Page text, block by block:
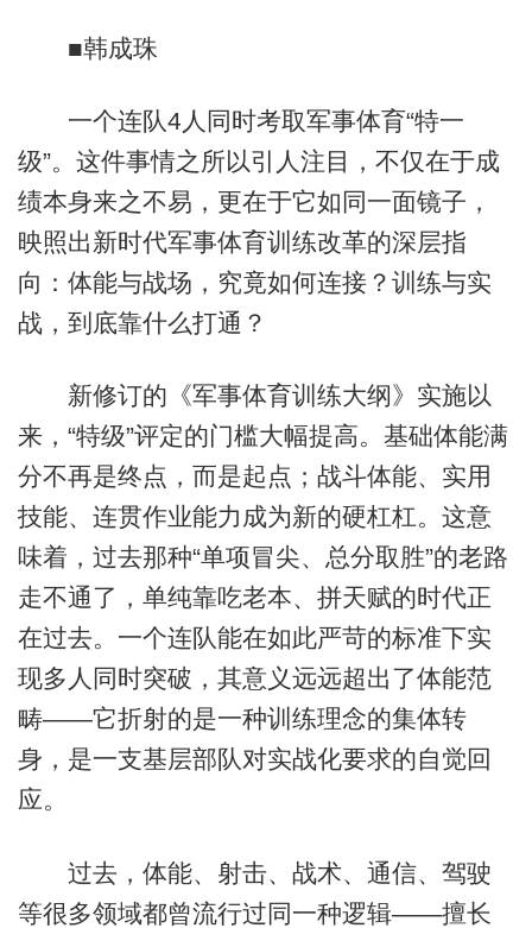
■韩成珠
一个连队4人同时考取军事体育“特一
级”。这件事情之所以引人注目，不仅在于成
绩本身来之不易，更在于它如同一面镜子，
映照出新时代军事体育训练改革的深层指
向：体能与战场，究竟如何连接？训练与实
战，到底靠什么打通？
新修订的《军事体育训练大纲》实施以
来，“特级”评定的门槛大幅提高。基础体能满
分不再是终点，而是起点；战斗体能、实用
技能、连贯作业能力成为新的硬杠杠。这意
味着，过去那种“单项冒尖、总分取胜”的老路
走不通了，单纯靠吃老本、拼天赋的时代正
在过去。一个连队能在如此严苛的标准下实
现多人同时突破，其意义远远超出了体能范
畴——它折射的是一种训练理念的集体转
身，是一支基层部队对实战化要求的自觉回
应。
过去，体能、射击、战术、通信、驾驶
等很多领域都曾流行过同一种逻辑——擅长